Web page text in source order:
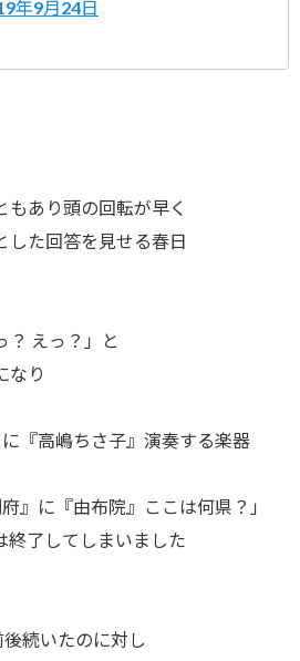
年9月24日
あり頭の回転が早く
した回答を見せる春日
？ えっ？」と
なり
『高嶋ちさ子』演奏する楽器
』に『由布院』ここは何県？」
終了してしまいました
続いたのに対し